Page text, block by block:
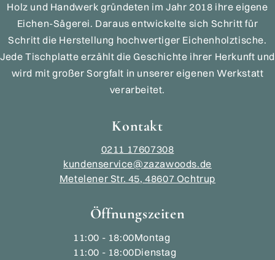
Holz und Handwerk gründeten im Jahr 2018 ihre eigene
Eichen-Sägerei. Daraus entwickelte sich Schritt für
Schritt die Herstellung hochwertiger Eichenholztische.
Jede Tischplatte erzählt die Geschichte ihrer Herkunft und
wird mit großer Sorgfalt in unserer eigenen Werkstatt
verarbeitet.
Kontakt
0211 17607308
kundenservice@zazawoods.de
Metelener Str. 45, 48607 Ochtrup
Öffnungszeiten
11:00 - 18:00Montag
11:00 - 18:00Dienstag